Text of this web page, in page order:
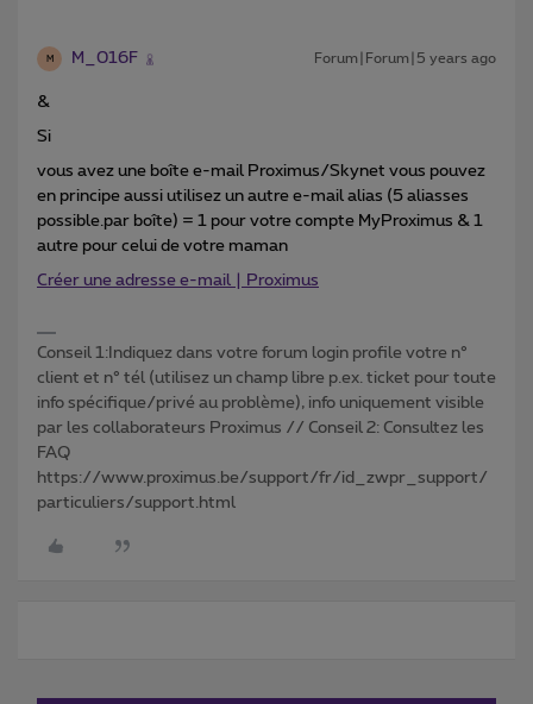
M M_016F Forum|Forum|5 years ago
&
Si
vous avez une boîte e-mail Proximus/Skynet vous pouvez
en principe aussi utilisez un autre e-mail alias (5 aliasses
possible.par boîte) = 1 pour votre compte MyProximus & 1
autre pour celui de votre maman
Créer une adresse e-mail | Proximus
Conseil 1:Indiquez dans votre forum login profile votre n°
client et n° tél (utilisez un champ libre p.ex. ticket pour toute
info spécifique/privé au problème), info uniquement visible
par les collaborateurs Proximus // Conseil 2: Consultez les
FAQ
https://www.proximus.be/support/fr/id_zwpr_support/
particuliers/support.html